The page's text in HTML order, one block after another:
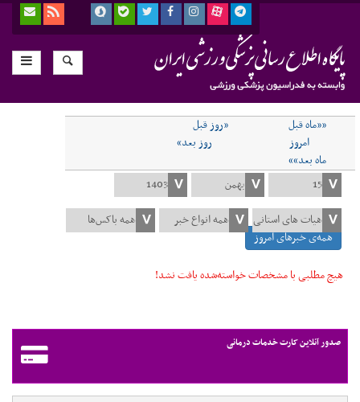
««ماه قبل
«روز قبل
امروز
روز بعد»
ماه بعد»»
همه‌ی خبرهای امروز
هیچ مطلبی با مشخصات خواسته‌شده یافت نشد!
صدور آنلاین کارت خدمات درمانی